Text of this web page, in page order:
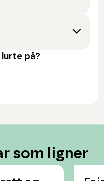
lurte på?
som ligner